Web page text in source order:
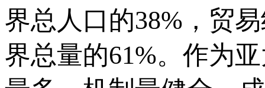
界总人口的38%，贸
界总量的61%。作为